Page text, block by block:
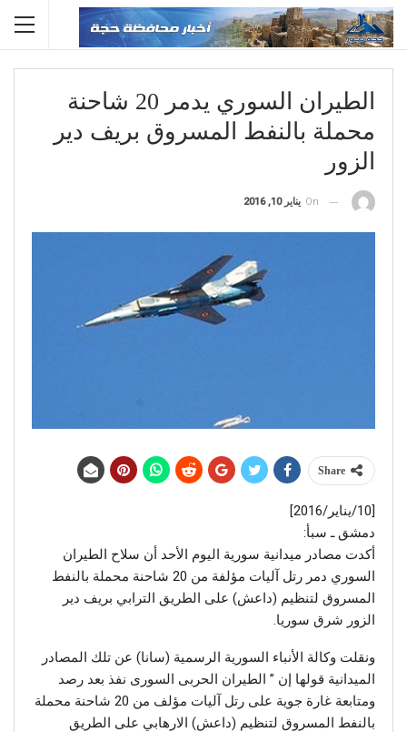
الطيران السوري يدمر 20 شاحنة
محملة بالنفط المسروق بريف دير
الزور
On يناير 10, 2016
Share
[10/يناير/2016]
دمشق ـ سبأ:
أكدت مصادر ميدانية سورية اليوم الأحد أن سلاح الطيران
السوري دمر رتل آليات مؤلفة من 20 شاحنة محملة بالنفط
المسروق لتنظيم (داعش) على الطريق الترابي بريف دير
الزور شرق سوريا.
ونقلت وكالة الأنباء السورية الرسمية (سانا) عن تلك المصادر
الميدانية قولها إن ” الطيران الحربى السورى نفذ بعد رصد
ومتابعة غارة جوية على رتل آليات مؤلف من 20 شاحنة محملة
بالنفط المسروق لتنظيم (داعش) الارهابي على الطريق